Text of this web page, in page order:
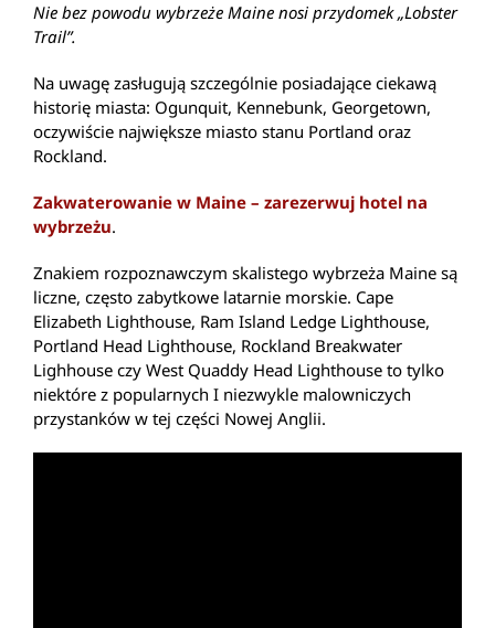
Nie bez powodu wybrzeże Maine nosi przydomek „Lobster
Trail”.
Na uwagę zasługują szczególnie posiadające ciekawą
historię miasta: Ogunquit, Kennebunk, Georgetown,
oczywiście największe miasto stanu Portland oraz
Rockland.
Zakwaterowanie w Maine – zarezerwuj hotel na
wybrzeżu.
Znakiem rozpoznawczym skalistego wybrzeża Maine są
liczne, często zabytkowe latarnie morskie. Cape
Elizabeth Lighthouse, Ram Island Ledge Lighthouse,
Portland Head Lighthouse, Rockland Breakwater
Lighhouse czy West Quaddy Head Lighthouse to tylko
niektóre z popularnych I niezwykle malowniczych
przystanków w tej części Nowej Anglii.